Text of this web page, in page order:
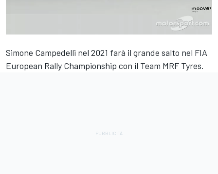
Simone Campedelli nel 2021 farà il grande salto nel FIA
European Rally Championship con il Team MRF Tyres.